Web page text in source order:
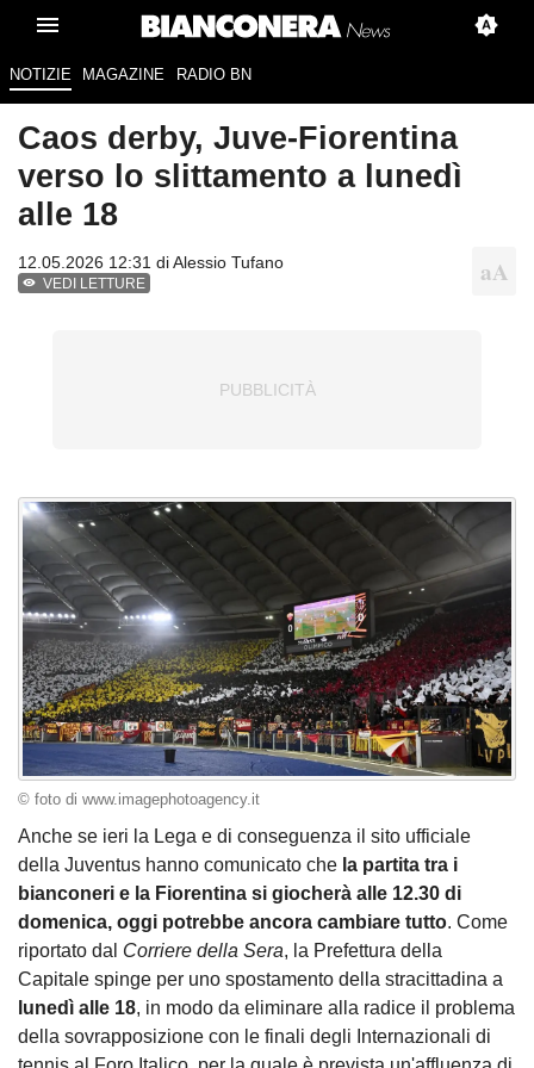
NOTIZIE MAGAZINE RADIO BN
Caos derby, Juve-Fiorentina
verso lo slittamento a lunedì
alle 18
12.05.2026 12:31 diAlessio Tufano
VEDI LETTURE
© foto di www.imagephotoagency.it
Anche se ieri la Lega e di conseguenza il sito ufficiale
della Juventus hanno comunicato che la partita tra i
bianconeri e la Fiorentina si giocherà alle 12.30 di
domenica, oggi potrebbe ancora cambiare tutto. Come
riportato dal Corriere della Sera, la Prefettura della
Capitale spinge per uno spostamento della stracittadina a
lunedì alle 18, in modo da eliminare alla radice il problema
della sovrapposizione con le finali degli Internazionali di